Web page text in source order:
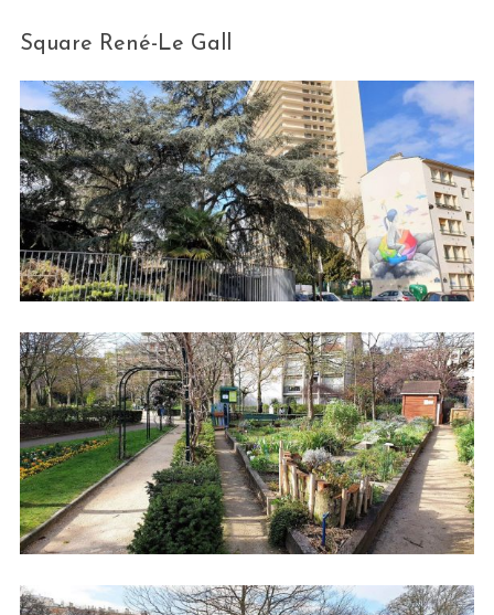
Square René-Le Gall